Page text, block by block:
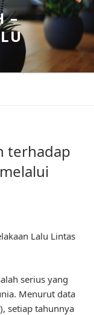
–
terhadap
Lalu Lintas
serius yang
Menurut data
setiap tahunnya